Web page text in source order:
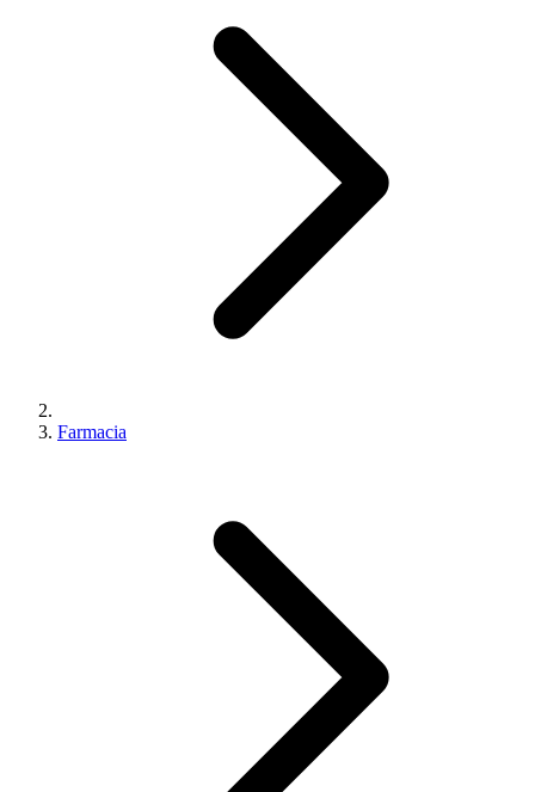
Farmacia